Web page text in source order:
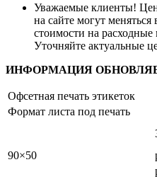
Уважаемые клиенты!
на сайте могут
стоимости на
Уточняйте актуальные
ИНФОРМАЦИЯ
Офсетная печать этикеток
Формат листа под печать
90×50